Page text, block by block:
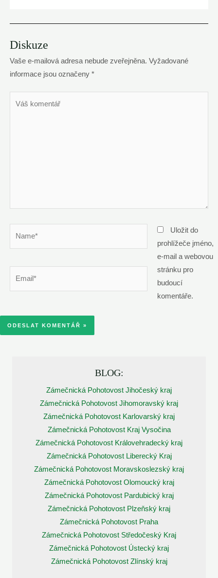
Diskuze
Vaše e-mailová adresa nebude zveřejněna. Vyžadované
informace jsou označeny *
Uložit do
prohlížeče jméno,
e-mail a webovou
stránku pro
budoucí
komentáře.
BLOG:
Zámečnická Pohotovost Jihočeský kraj
Zámečnická Pohotovost Jihomoravský kraj
Zámečnická Pohotovost Karlovarský kraj
Zámečnická Pohotovost Kraj Vysočina
Zámečnická Pohotovost Královehradecký kraj
Zámečnická Pohotovost Liberecký Kraj
Zámečnická Pohotovost Moravskoslezský kraj
Zámečnická Pohotovost Olomoucký kraj
Zámečnická Pohotovost Pardubický kraj
Zámečnická Pohotovost Plzeňský kraj
Zámečnická Pohotovost Praha
Zámečnická Pohotovost Středočeský Kraj
Zámečnická Pohotovost Ústecký kraj
Zámečnická Pohotovost Zlínský kraj